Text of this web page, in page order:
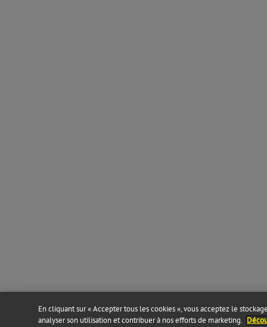
En cliquant sur « Accepter tous les cookies », vous acceptez le
analyser son utilisation et contribuer à nos efforts de marketing.